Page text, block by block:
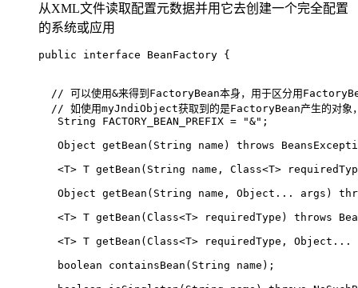
从XML文件读取配置元数据并用它去创建一个完全配置
的系统或应用
public interface BeanFactory {
// 可以使用&来得到FactoryBean本身，用于区分用
// 如使用myJndiObject获取到的是FactoryBean产生的对象
String
FACTORY_BEAN_PREFIX = "&" ;
   Object
getBean (String name) throws
   <T> T
getBean (String name, Class<T>
   Object
getBean (String name, Object... args)
   <T> T
getBean (Class<T> requiredType) throws
   <T> T
getBean (Class<T> requiredType, Object...
boolean
containsBean (String name) ;